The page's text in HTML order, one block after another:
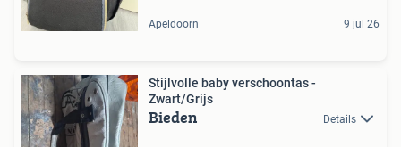
Apeldoorn 9 jul 26
Stijlvolle baby verschoontas -
Zwart/Grijs
Bieden Details